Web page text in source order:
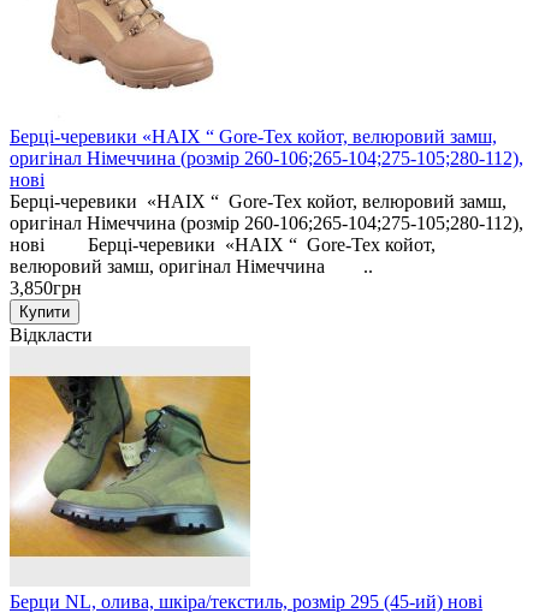
Берці-черевики «HAIX “ Gore-Tex койот, велюровий замш,
оригінал Німеччина (розмір 260-106;265-104;275-105;280-112),
нові
Берці-черевики «HAIX “ Gore-Tex койот, велюровий замш,
оригінал Німеччина (розмір 260-106;265-104;275-105;280-112),
нові Берці-черевики «HAIX “ Gore-Tex койот,
велюровий замш, оригінал Німеччина ..
3,850грн
Відкласти
Берци NL, олива, шкіра/текстиль, розмір 295 (45-ий) нові